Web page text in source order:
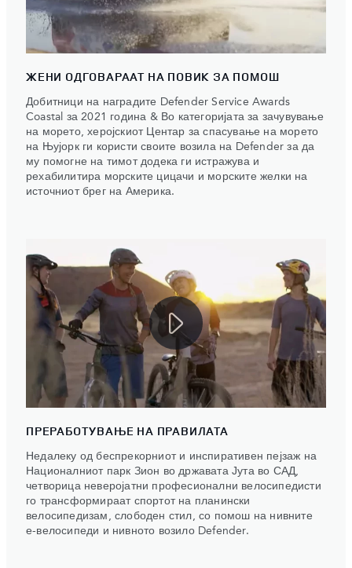
ЖЕНИ ОДГОВАРААТ НА ПОВИК ЗА ПОМОШ
Добитници на наградите Defender Service Awards
Coastal за 2021 година & Во категоријата за зачувување
на морето, херојскиот Центар за спасување на морето
на Њујорк ги користи своите возила на Defender за да
му помогне на тимот додека ги истражува и
рехабилитира морските цицачи и морските желки на
источниот брег на Америка.
ПРЕРАБОТУВАЊЕ НА ПРАВИЛАТА
Недалеку од беспрекорниот и инспиративен пејзаж на
Националниот парк Зион во државата Јута во САД,
четворица неверојатни професионални велосипедисти
го трансформираат спортот на планински
велосипедизам, слободен стил, со помош на нивните
е-велосипеди и нивното возило Defender.